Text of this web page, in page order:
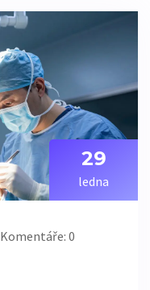
29
ledna
Komentáře: 0